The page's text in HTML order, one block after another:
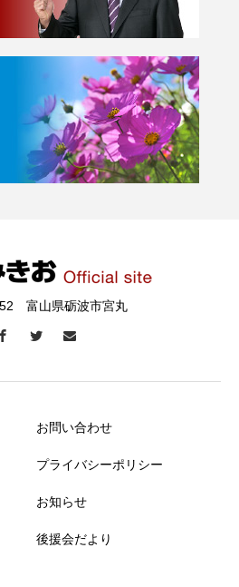
富山県砺波市宮丸
お問い合わせ
プライバシーポリシー
お知らせ
後援会だより